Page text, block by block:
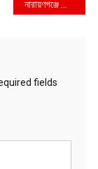
নারায়ণগঞ্জে আগুন লেগে ৪ জন দগ্ধ
fields